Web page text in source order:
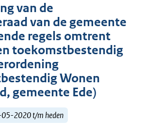
van de
van de gemeente
regels omtrent
toekomstbestendig
Wonen
gemeente Ede)
05-2020 t/m heden